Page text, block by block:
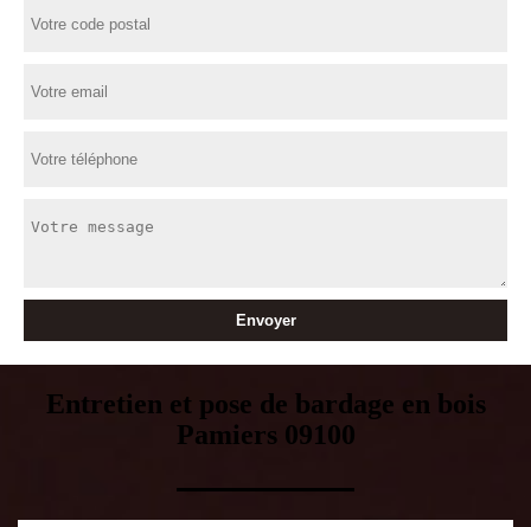
Entretien et pose de bardage en bois
Pamiers 09100